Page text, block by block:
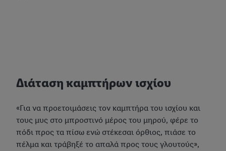
Διάταση καμπτήρων ισχίου
«Για να προετοιμάσεις τον καμπτήρα του ισχίου και
τους μυς στο μπροστινό μέρος του μηρού, φέρε το
πόδι προς τα πίσω ενώ στέκεσαι όρθιος, πιάσε το
πέλμα και τράβηξέ το απαλά προς τους γλουτούς»,